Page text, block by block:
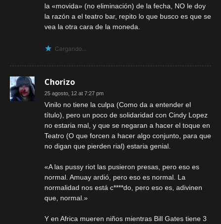
la «movida» (no eliminación) de la fecha, NO le doy
la razón a el teatro bar, repito lo que busco es que se
vea la otra cara de la moneda.
Cargando...
Chorizo
25 agosto, 12 at 7:27 pm
Vinilo no tiene la culpa (Como da a entender el
título), pero un poco de solidaridad con Cindy Lopez
no estaria mal, y que se negaran a hacer el toque en
Teatro (O que forcen a hacer algo conjunto, para que
no digan que pierden rial) estaria genial.
«A las pussy riot las pusieron presas, pero eso es
normal. Amuay ardió, pero eso es normal. La
normalidad nos está c****do, pero eso es, adivinen
que, normal.»
Y en Africa mueren niños mientras Bill Gates tiene 3